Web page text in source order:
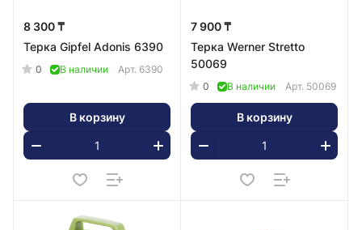
8 300 ₸
Терка Gipfel Adonis 6390
0 В наличии Арт. 6390
В корзину
7 900 ₸
Терка Werner Stretto
50069
0 В наличии Арт. 50069
В корзину